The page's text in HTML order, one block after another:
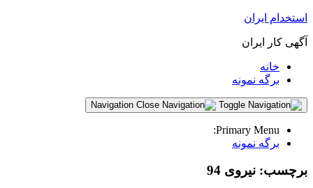
استخدام ایران
آگهی کار ایران
خانه
برگه نمونه
Primary Menu:
برگه نمونه
برچسب: نیروی 94